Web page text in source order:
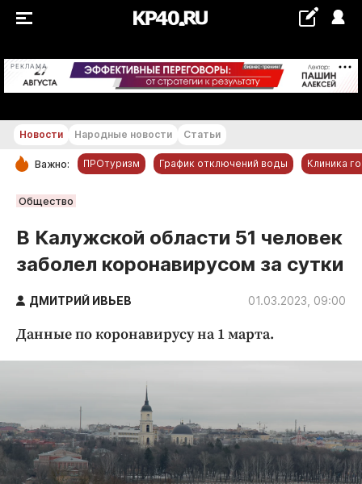
РЕКЛАМА +19...+20 °С
РУБРИКИ
Новости компаний
Статьи
Народные новости
Благоустройство
Недвижимость и ЖКХ
Образование
Общество
Новости Народные новости Статьи
Важно: ПРОтуризм График отключений воды Клиника
Общество
В Калужской области 51 человек
заболел коронавирусом за сутки
ДМИТРИЙ ИВЬЕВ 01.03.2023, 09:00
Данные по коронавирусу на 1 марта.